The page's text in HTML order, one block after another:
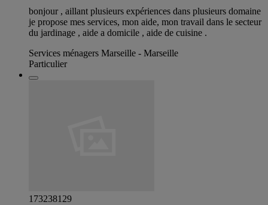
bonjour , aillant plusieurs expériences dans plusieurs domaine
je propose mes services, mon aide, mon travail dans le secteur
du jardinage , aide a domicile , aide de cuisine .
Services ménagers Marseille - Marseille
Particulier
173238129